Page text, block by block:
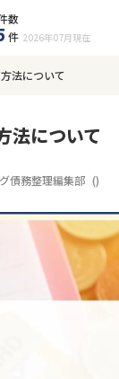
数
件 2026年07月 現在
法について
法について
債務整理編集部 ()